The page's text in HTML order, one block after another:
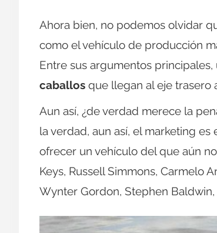
Ahora bien, no podemos olvidar
como el vehículo de producción
Entre sus argumentos principales,
caballos que llegan al eje trasero
Aun así, ¿de verdad merece la
la verdad, aun así, el marketing
ofrecer un vehículo del que aún
Keys, Russell Simmons, Carmelo
Wynter Gordon, Stephen Baldwin,